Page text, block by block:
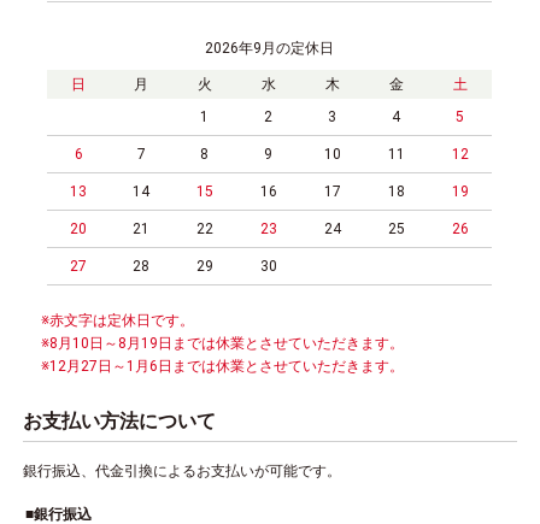
2026年9月の定休日
日 月 火 水 木 金
土
1
2 3 4 5
6 7 8 9 10 11 12
13 14 15 16 17 18 19
20 21 22 23 24 25 26
27 28 29 30
※赤文字は定休日です。
※8月10日～8月19日までは休業とさせていただきます。
※12月27日～1月6日までは休業とさせていただきます。
お支払い方法について
銀行振込、代金引換によるお支払いが可能です。
銀行振込